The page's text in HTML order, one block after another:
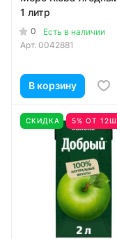
1 литр
0
Есть в наличии
Арт. 0042881
В корзину
СКИДКА 5% ОТ